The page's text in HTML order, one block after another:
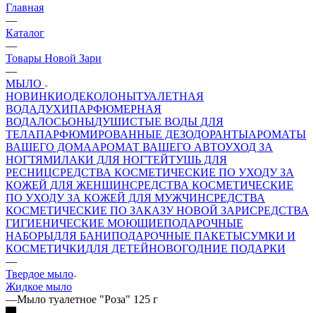
Главная
—
Каталог
—
Товары Новой Зари
—
МЫЛО
НОВИНКИОДЕКОЛОНЫТУАЛЕТНАЯ
ВОДАДУХИПАРФЮМЕРНАЯ
ВОДАЛОСЬОНЫДУШИСТЫЕ ВОДЫ ДЛЯ
ТЕЛАПАРФЮМИРОВАННЫЕ ДЕЗОДОРАНТЫАРОМАТЫ
ВАШЕГО ДОМААРОМАТ ВАШЕГО АВТОУХОД ЗА
НОГТЯМИЛАКИ ДЛЯ НОГТЕЙТУШЬ ДЛЯ
РЕСНИЦСРЕДСТВА КОСМЕТИЧЕСКИЕ ПО УХОДУ ЗА
КОЖЕЙ ДЛЯ ЖЕНЩИНСРЕДСТВА КОСМЕТИЧЕСКИЕ
ПО УХОДУ ЗА КОЖЕЙ ДЛЯ МУЖЧИНСРЕДСТВА
КОСМЕТИЧЕСКИЕ ПО ЗАКАЗУ НОВОЙ ЗАРИСРЕДСТВА
ГИГИЕНИЧЕСКИЕ МОЮЩИЕПОДАРОЧНЫЕ
НАБОРЫДЛЯ БАНИПОДАРОЧНЫЕ ПАКЕТЫСУМКИ И
КОСМЕТИЧКИДЛЯ ДЕТЕЙНОВОГОДНИЕ ПОДАРКИ
—
Твердое мыло
Жидкое мыло
—Мыло туалетное "Роза" 125 г